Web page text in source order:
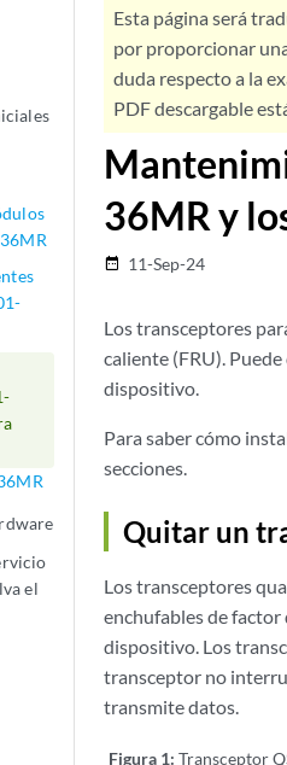
el
Esta página será
por proporcionar
duda respecto a la
PDF descargable
36MR y
date_range 11-Sep-24
Los transceptores
caliente (FRU).
dispositivo.
Para saber cómo
secciones.
Quitar un
Los transceptores
enchufables de
dispositivo. Los
transceptor no
transmite datos.
Figura 1: Transceptor